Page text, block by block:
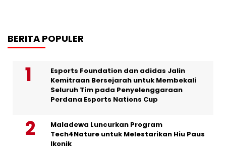
BERITA POPULER
Esports Foundation dan adidas Jalin
Kemitraan Bersejarah untuk Membekali
Seluruh Tim pada Penyelenggaraan
Perdana Esports Nations Cup
Maladewa Luncurkan Program
Tech4Nature untuk Melestarikan Hiu Paus
Ikonik